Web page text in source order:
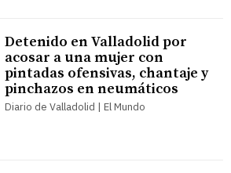
Detenido en Valladolid por
acosar a una mujer con
pintadas ofensivas, chantaje y
pinchazos en neumáticos
Diario de Valladolid | El Mundo